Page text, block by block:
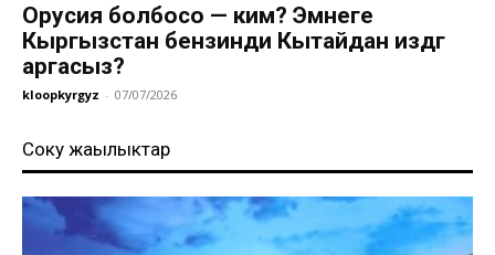
Орусия болбосо — ким? Эмнеге
Кыргызстан бензинди Кытайдан издөөгө
аргасыз?
kloopkyrgyz - 07/07/2026
Соңку жаңылыктар